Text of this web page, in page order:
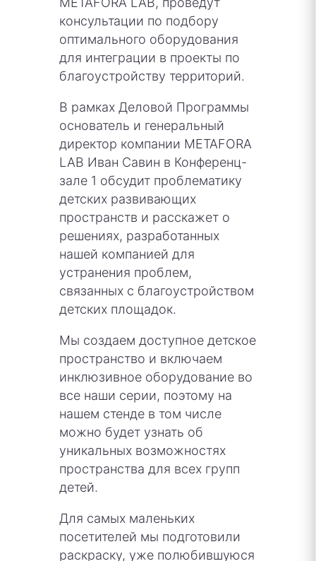
консультации по подбору
оптимального оборудования
для интеграции в проекты по
благоустройству территорий.
В рамках Деловой Программы
основатель и генеральный
директор компании METAFORA
LAB Иван Савин в Конференц-
зале 1 обсудит проблематику
детских развивающих
пространств и расскажет о
решениях, разработанных
нашей компанией для
устранения проблем,
связанных с благоустройством
детских площадок.
Мы создаем доступное детское
пространство и включаем
инклюзивное оборудование во
все наши серии, поэтому на
нашем стенде в том числе
можно будет узнать об
уникальных возможностях
пространства для всех групп
детей.
Для самых маленьких
посетителей мы подготовили
раскраску, уже полюбившуюся